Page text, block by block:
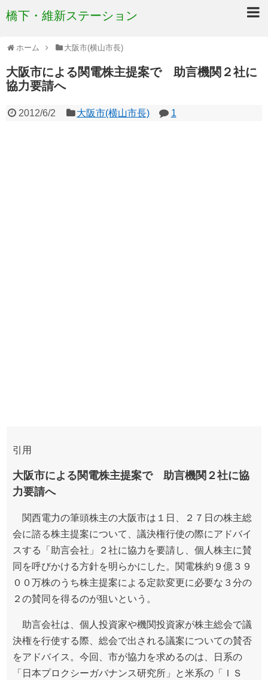
橋下・維新ステーション
ホーム 大阪市(横山市長)
大阪市による関電株主提案で 助言機関２社に
協力要請へ
2012/6/2 大阪市(横山市長) 1
引用
大阪市による関電株主提案で 助言機関２社に協
力要請へ
関西電力の筆頭株主の大阪市は１日、２７日の株主総
会に諮る株主提案について、議決権行使の際にアドバイ
スする「助言会社」２社に協力を要請し、個人株主に賛
同を呼びかける方針を明らかにした。関電株約９億３９
００万株のうち株主提案による定款変更に必要な３分の
２の賛同を得るのが狙いという。
助言会社は、個人投資家や機関投資家が株主総会で議
決権を行使する際、総会で出される議案についての賛否
をアドバイス。今回、市が協力を求めるのは、日系の
「日本プロクシーガバナンス研究所」と米系の「ＩＳ